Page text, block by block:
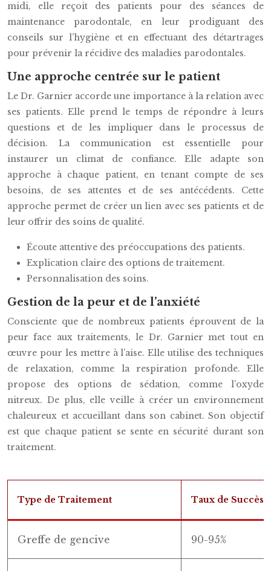
midi, elle reçoit des patients pour des séances de
maintenance parodontale, en leur prodiguant des
conseils sur l’hygiène et en effectuant des détartrages
pour prévenir la récidive des maladies parodontales.
Une approche centrée sur le patient
Le Dr. Garnier accorde une importance à la relation avec
ses patients. Elle prend le temps de répondre à leurs
questions et de les impliquer dans le processus de
décision. La communication est essentielle pour
instaurer un climat de confiance. Elle adapte son
approche à chaque patient, en tenant compte de ses
besoins, de ses attentes et de ses antécédents. Cette
approche permet de créer un lien avec ses patients et de
leur offrir des soins de qualité.
Écoute attentive des préoccupations des patients.
Explication claire des options de traitement.
Personnalisation des soins.
Gestion de la peur et de l’anxiété
Consciente que de nombreux patients éprouvent de la
peur face aux traitements, le Dr. Garnier met tout en
œuvre pour les mettre à l’aise. Elle utilise des techniques
de relaxation, comme la respiration profonde. Elle
propose des options de sédation, comme l’oxyde
nitreux. De plus, elle veille à créer un environnement
chaleureux et accueillant dans son cabinet. Son objectif
est que chaque patient se sente en sécurité durant son
traitement.
Type de Traitement Taux de Succès
Greffe de gencive 90-95%